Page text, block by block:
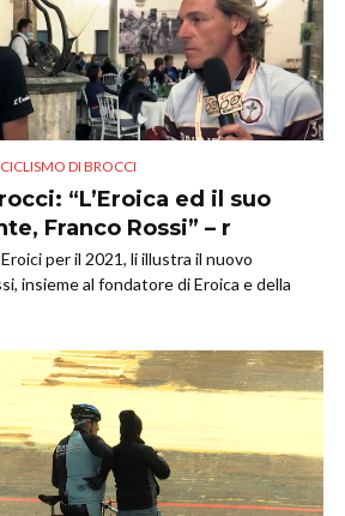
DI BROCCI
“L’Eroica ed il suo
Franco Rossi” – r
per il 2021, li illustra il nuovo
insieme al fondatore di Eroica e della